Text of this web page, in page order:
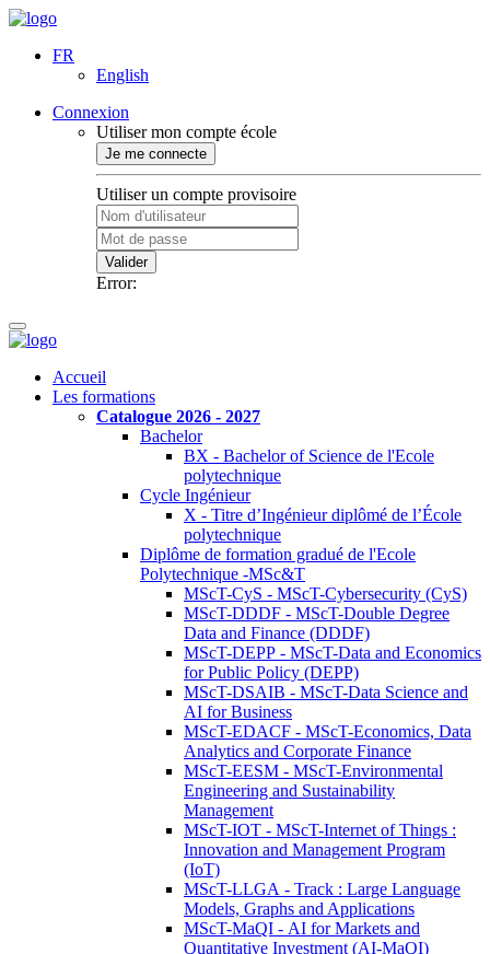
FR
English
Connexion
Utiliser mon compte école
Je me connecte
Utiliser un compte provisoire
Valider
Error:
Accueil
Les formations
Catalogue 2026 - 2027
Bachelor
BX - Bachelor of Science de l'Ecole
polytechnique
Cycle Ingénieur
X - Titre d’Ingénieur diplômé de l’École
polytechnique
Diplôme de formation gradué de l'Ecole
Polytechnique -MSc&T
MScT-CyS - MScT-Cybersecurity (CyS)
MScT-DDDF - MScT-Double Degree
Data and Finance (DDDF)
MScT-DEPP - MScT-Data and Economics
for Public Policy (DEPP)
MScT-DSAIB - MScT-Data Science and
AI for Business
MScT-EDACF - MScT-Economics, Data
Analytics and Corporate Finance
MScT-EESM - MScT-Environmental
Engineering and Sustainability
Management
MScT-IOT - MScT-Internet of Things :
Innovation and Management Program
(IoT)
MScT-LLGA - Track : Large Language
Models, Graphs and Applications
MScT-MaQI - AI for Markets and
Quantitative Investment (AI-MaQI)